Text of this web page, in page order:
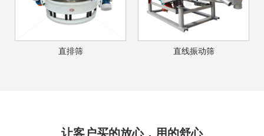
直排筛 直线振动筛
让客户买的放心，用的舒心